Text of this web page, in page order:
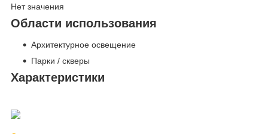
Нет значения
Области использования
Архитектурное освещение
Парки / скверы
Характеристики